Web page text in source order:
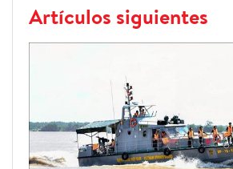
Artículos siguientes